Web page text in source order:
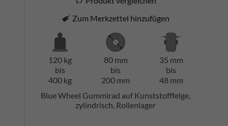
Zum Merkzettel hinzufügen
120 kg
bis
400 kg
80 mm
bis
200 mm
35 mm
bis
48 mm
Blue Wheel Gummirad auf Kunststofffelge,
zylindrisch, Rollenlager